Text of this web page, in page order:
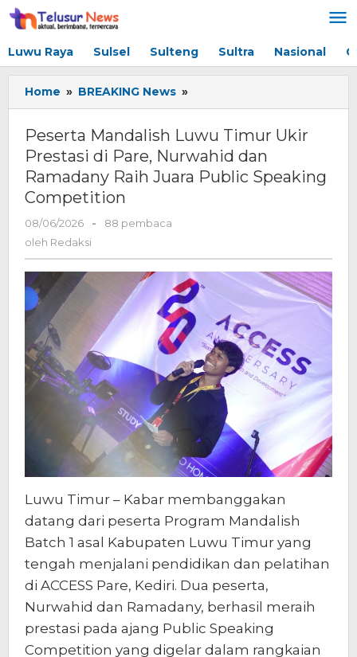
Lewati
ke
Luwu Raya Sulsel Sulteng Sultra Nasional
Home » BREAKING News »
Mandalish
Timur
Ukir
Prestasi
Ramadany
Raih
Juara
Public
Speaking
Competition
Peserta Mandalish Luwu Timur Ukir
Prestasi di Pare, Nurwahid dan
Ramadany Raih Juara Public Speaking
Competition
08/06/2026
oleh
-
88 pembaca
oleh Redaksi
Luwu Timur – Kabar membanggakan
datang dari peserta Program Mandalish
Batch 1 asal Kabupaten Luwu Timur yang
tengah menjalani pendidikan dan pelatihan
di ACCESS Pare, Kediri. Dua peserta,
Nurwahid dan Ramadany, berhasil meraih
prestasi pada ajang Public Speaking
Competition yang digelar dalam rangkaian